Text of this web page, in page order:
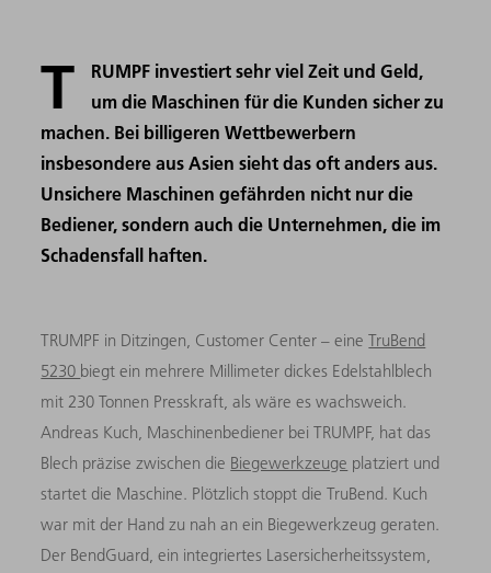
T
RUMPF investiert sehr viel Zeit und Geld,
um die Maschinen für die Kunden sicher zu
machen. Bei billigeren Wettbewerbern
insbesondere aus Asien sieht das oft anders aus.
Unsichere Maschinen gefährden nicht nur die
Bediener, sondern auch die Unternehmen, die im
Schadensfall haften.
TRUMPF in Ditzingen, Customer Center – eineTruBend
5230 biegt ein mehrere Millimeter dickes Edelstahlblech
mit 230 Tonnen Presskraft, als wäre es wachsweich.
Andreas Kuch, Maschinenbediener bei TRUMPF, hat das
Blech präzise zwischen die Biegewerkzeuge platziert und
startet die Maschine. Plötzlich stoppt die TruBend. Kuch
war mit der Hand zu nah an ein Biegewerkzeug geraten.
Der BendGuard, ein integriertes Lasersicherheitssystem,